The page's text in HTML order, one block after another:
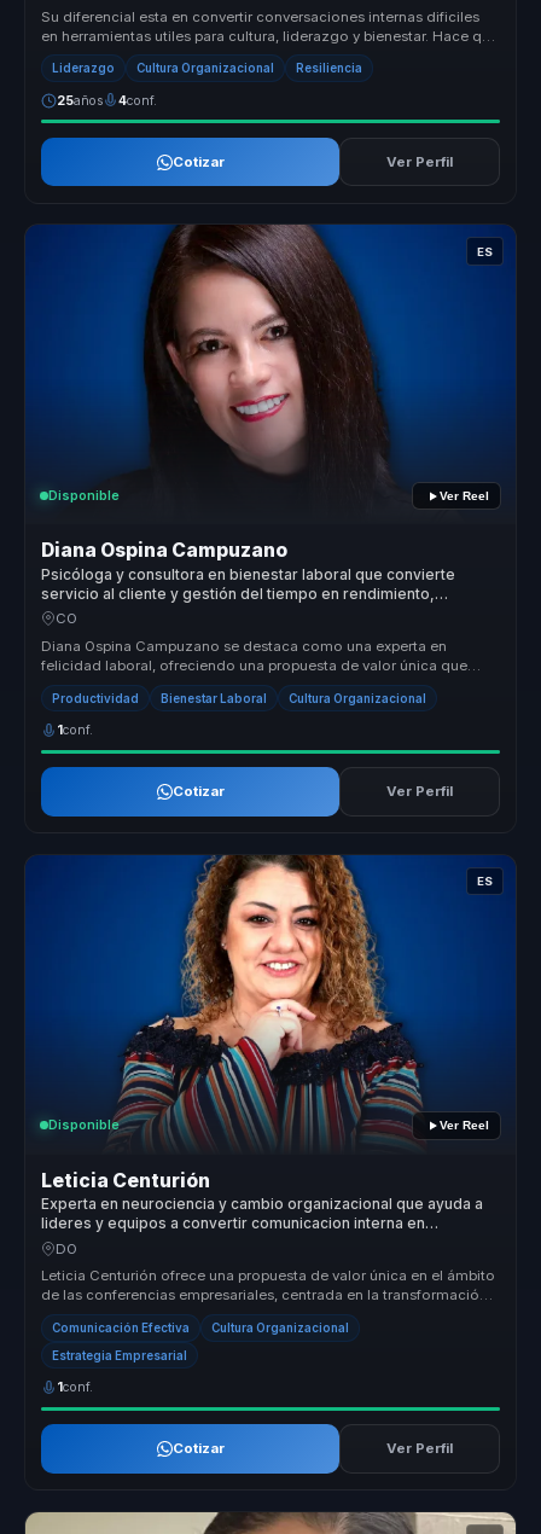
Su diferencial esta en convertir conversaciones internas dificiles
en herramientas utiles para cultura, liderazgo y bienestar. Hace que
t...
Liderazgo Cultura Organizacional Resiliencia
25años 4conf.
Cotizar Ver Perfil
ES
Disponible Ver Reel
Diana Ospina Campuzano
Psicóloga y consultora en bienestar laboral que convierte
servicio al cliente y gestión del tiempo en rendimiento,
equilibrio y cultura para equipos.
CO
Diana Ospina Campuzano se destaca como una experta en
felicidad laboral, ofreciendo una propuesta de valor única que
transforma culturas ...
Productividad Bienestar Laboral Cultura Organizacional
1conf.
Cotizar Ver Perfil
ES
Disponible Ver Reel
Leticia Centurión
Experta en neurociencia y cambio organizacional que ayuda a
lideres y equipos a convertir comunicacion interna en
cohesion, criterio y ventaja competitiva.
DO
Leticia Centurión ofrece una propuesta de valor única en el ámbito
de las conferencias empresariales, centrada en la transformación
organ...
Comunicación Efectiva Cultura Organizacional
Estrategia Empresarial
1conf.
Cotizar Ver Perfil